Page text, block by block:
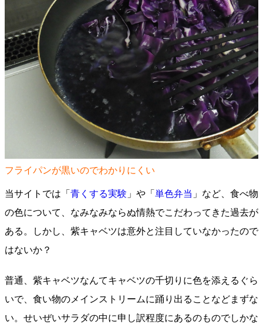
フライパンが黒いのでわかりにくい
当サイトでは「 青くする実験 」や「 単色弁当 」など、食べ物
の色について、なみなみならぬ情熱でこだわってきた過去が
ある。しかし、紫キャベツは意外と注目していなかったので
はないか？
普通、紫キャベツなんてキャベツの千切りに色を添えるぐら
いで、食い物のメインストリームに踊り出ることなどまずな
い。せいぜいサラダの中に申し訳程度にあるのものでしかな